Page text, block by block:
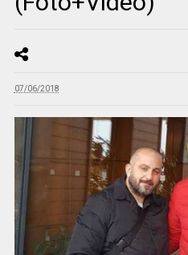
07/06/2018